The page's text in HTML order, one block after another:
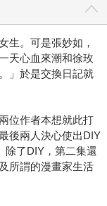
生。可是張妙如，
天心血來潮和徐玫
」於是交換日記就
位作者本想就此打
後兩人決心使出DIY
除了DIY，第二集還
所謂的漫畫家生活